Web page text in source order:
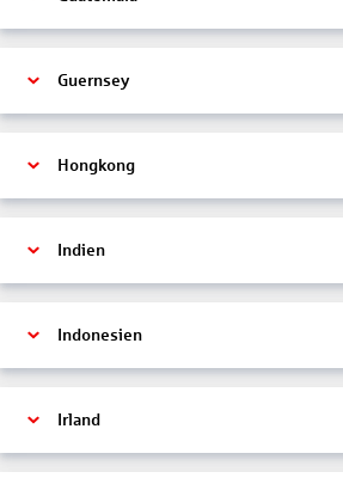
Guernsey
Hongkong
Indien
Indonesien
Irland